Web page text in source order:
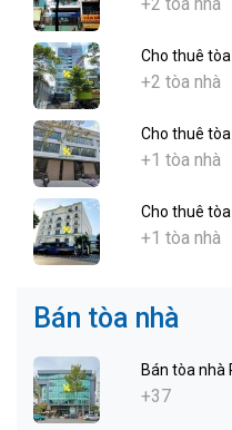
Cho thuê
+2 tòa nhà
Cho thuê
+1 tòa nhà
Cho thuê
+1 tòa nhà
Bán tòa nhà
Bán tòa nhà
+37